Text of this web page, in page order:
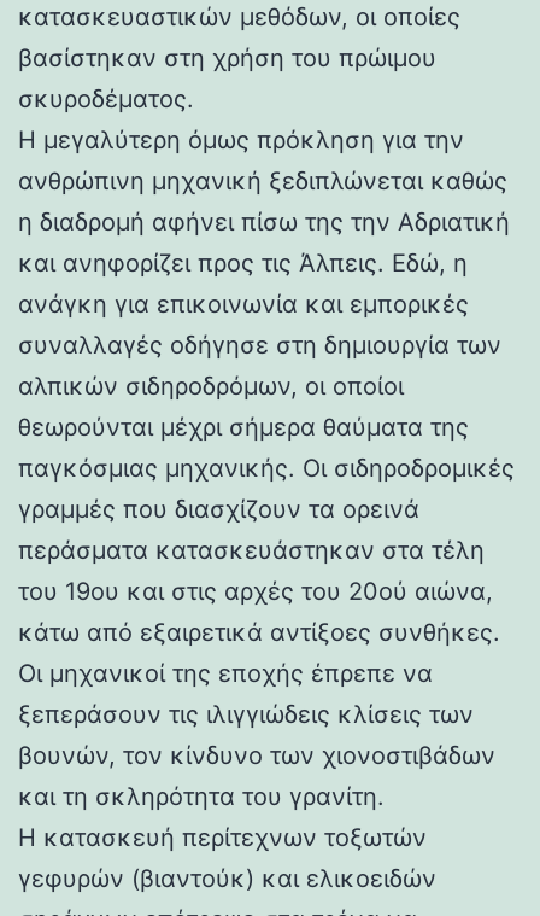
κατασκευαστικών μεθόδων, οι οποίες
βασίστηκαν στη χρήση του πρώιμου
σκυροδέματος.
Η μεγαλύτερη όμως πρόκληση για την
ανθρώπινη μηχανική ξεδιπλώνεται καθώς
η διαδρομή αφήνει πίσω της την Αδριατική
και ανηφορίζει προς τις Άλπεις. Εδώ, η
ανάγκη για επικοινωνία και εμπορικές
συναλλαγές οδήγησε στη δημιουργία των
αλπικών σιδηροδρόμων, οι οποίοι
θεωρούνται μέχρι σήμερα θαύματα της
παγκόσμιας μηχανικής. Οι σιδηροδρομικές
γραμμές που διασχίζουν τα ορεινά
περάσματα κατασκευάστηκαν στα τέλη
του 19ου και στις αρχές του 20ού αιώνα,
κάτω από εξαιρετικά αντίξοες συνθήκες.
Οι μηχανικοί της εποχής έπρεπε να
ξεπεράσουν τις ιλιγγιώδεις κλίσεις των
βουνών, τον κίνδυνο των χιονοστιβάδων
και τη σκληρότητα του γρανίτη.
Η κατασκευή περίτεχνων τοξωτών
γεφυρών (βιαντούκ) και ελικοειδών